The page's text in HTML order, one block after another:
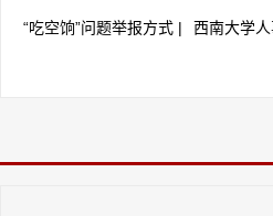
“吃空饷”问题举报方式 | 西南大学